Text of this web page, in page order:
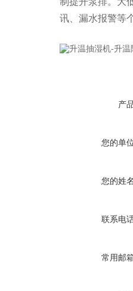
讯、漏水报警等
产
您的单
您的姓
联系电
常用邮